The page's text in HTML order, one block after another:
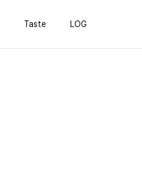
Taste LOG